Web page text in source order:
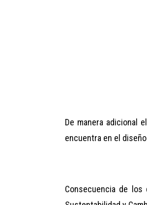
De manera adicional
encuentra en el
Consecuencia de los